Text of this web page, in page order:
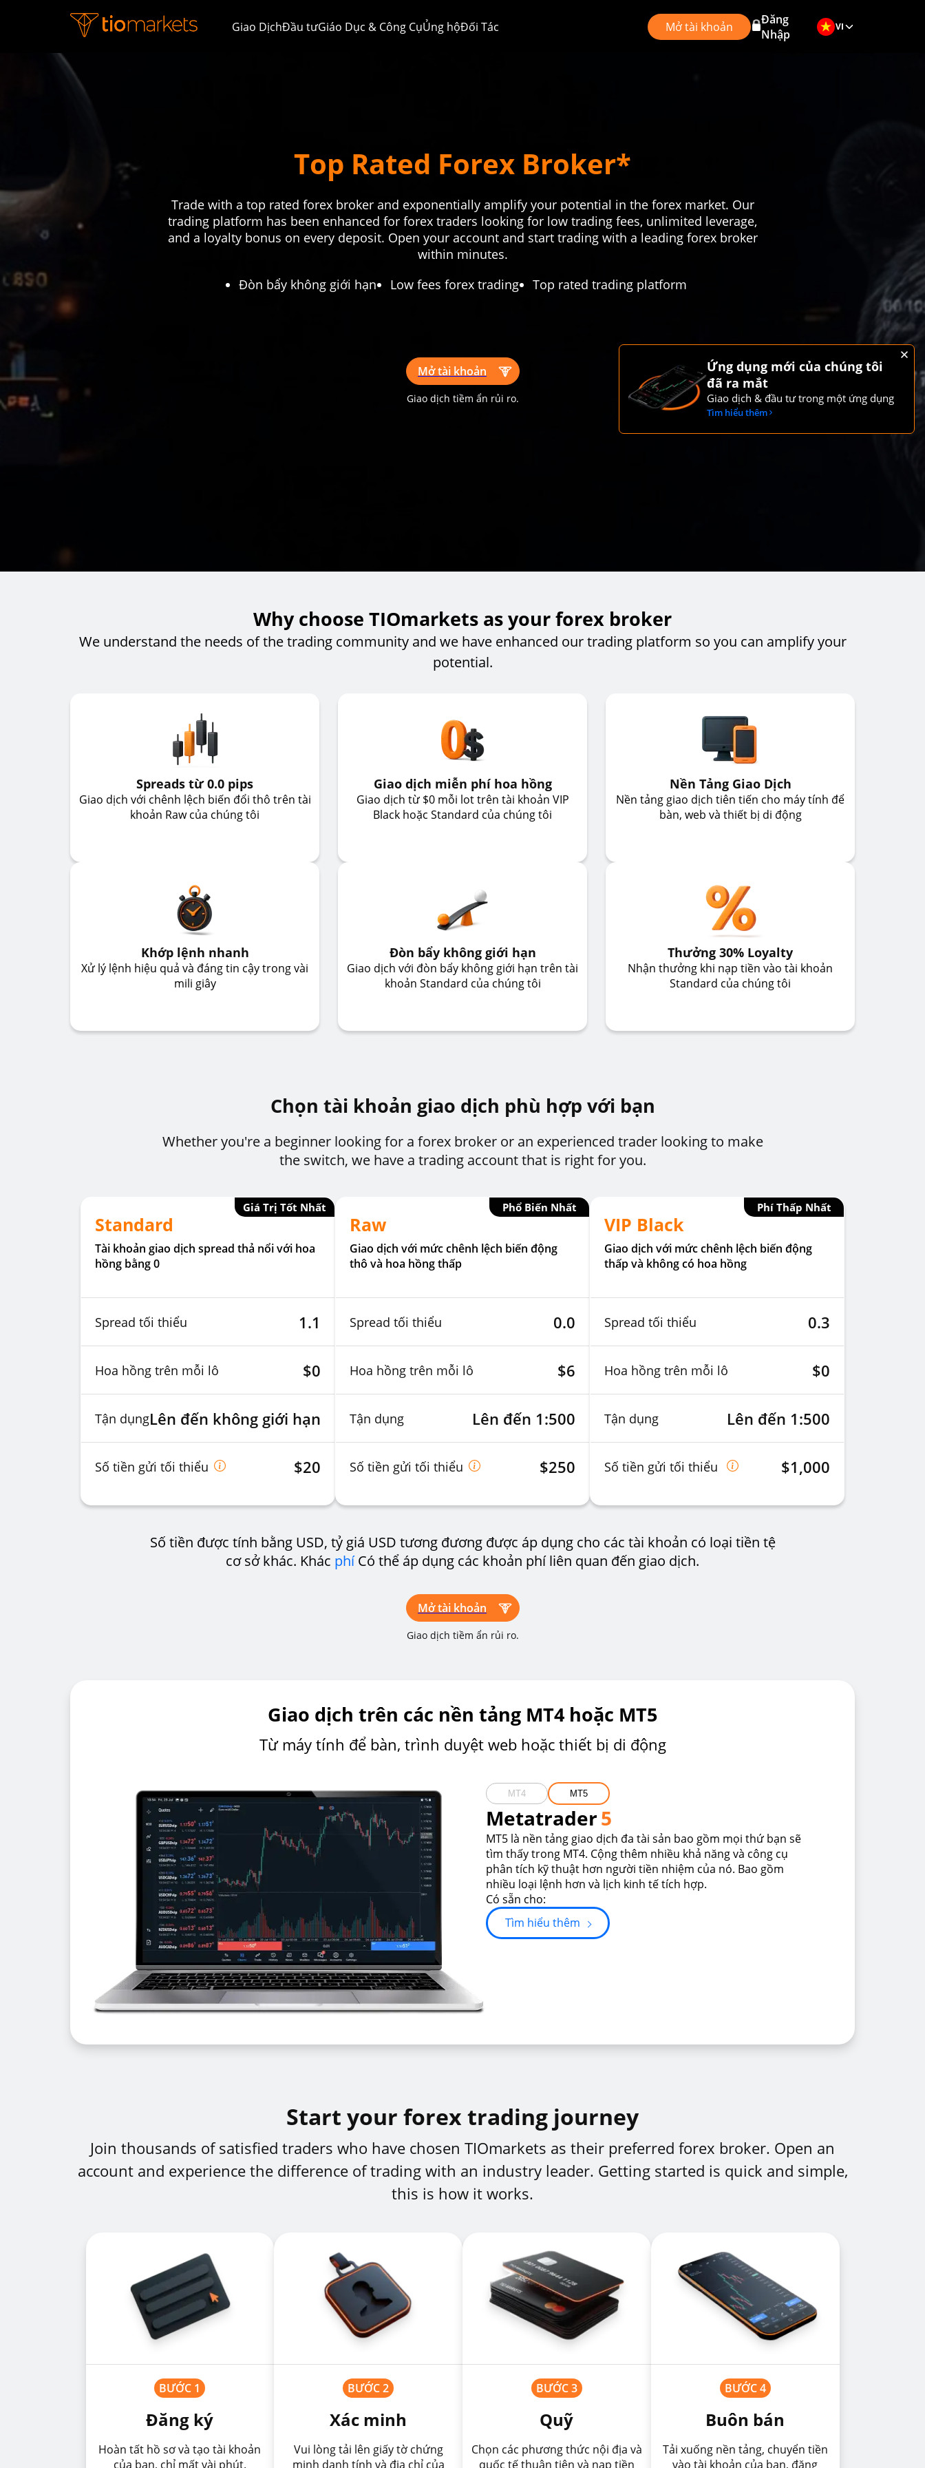
Giao DịchĐầu tưGiáo Dục & Công CụỦng hộĐối Tác Mở tài khoản
Đăng
Nhập
VI
Top Rated Forex Broker*
Trade with a top rated forex broker and exponentially amplify your potential in the forex market. Our
trading platform has been enhanced for forex traders looking for low trading fees, unlimited leverage,
and a loyalty bonus on every deposit. Open your account and start trading with a leading forex broker
within minutes.
Đòn bẩy không giới hạn
Low fees forex trading Top rated trading platform
Mở tài khoản
Giao dịch tiềm ẩn rủi ro.
Why choose TIOmarkets as your forex broker
We understand the needs of the trading community and we have enhanced our trading platform so you can amplify your
potential.
Spreads từ 0.0 pips
Giao dịch với chênh lệch biến đổi thô trên tài
khoản Raw của chúng tôi
Giao dịch miễn phí hoa hồng
Giao dịch từ $0 mỗi lot trên tài khoản VIP
Black hoặc Standard của chúng tôi
Nền Tảng Giao Dịch
Nền tảng giao dịch tiên tiến cho máy tính để
bàn, web và thiết bị di động
Khớp lệnh nhanh
Xử lý lệnh hiệu quả và đáng tin cậy trong vài
mili giây
Đòn bẩy không giới hạn
Giao dịch với đòn bẩy không giới hạn trên tài
khoản Standard của chúng tôi
Thưởng 30% Loyalty
Nhận thưởng khi nạp tiền vào tài khoản
Standard của chúng tôi
Chọn tài khoản giao dịch phù hợp với bạn
Whether you're a beginner looking for a forex broker or an experienced trader looking to make
the switch, we have a trading account that is right for you.
Giá Trị Tốt Nhất
Standard
Tài khoản giao dịch spread thả nổi với hoa
hồng bằng 0
Spread tối thiểu 1.1
Hoa hồng trên mỗi lô $0
Tận dụngLên đến không giới hạn
Số tiền gửi tối thiểu $20
Phổ Biến Nhất
Raw
Giao dịch với mức chênh lệch biến động
thô và hoa hồng thấp
Spread tối thiểu 0.0
Hoa hồng trên mỗi lô $6
Tận dụng Lên đến 1:500
Số tiền gửi tối thiểu $250
Phí Thấp Nhất
VIP Black
Giao dịch với mức chênh lệch biến động
thấp và không có hoa hồng
Spread tối thiểu 0.3
Hoa hồng trên mỗi lô $0
Tận dụng Lên đến 1:500
Số tiền gửi tối thiểu $1,000
Số tiền được tính bằng USD, tỷ giá USD tương đương được áp dụng cho các tài khoản có loại tiền tệ
cơ sở khác. Khác phí Có thể áp dụng các khoản phí liên quan đến giao dịch.
Mở tài khoản
Giao dịch tiềm ẩn rủi ro.
Giao dịch trên các nền tảng MT4 hoặc MT5
Từ máy tính để bàn, trình duyệt web hoặc thiết bị di động
MT4 MT5
Metatrader5
MT5 là nền tảng giao dịch đa tài sản bao gồm mọi thứ bạn sẽ
tìm thấy trong MT4. Cộng thêm nhiều khả năng và công cụ
phân tích kỹ thuật hơn người tiền nhiệm của nó. Bao gồm
nhiều loại lệnh hơn và lịch kinh tế tích hợp.
Có sẵn cho:
Tìm hiểu thêm
Start your forex trading journey
Join thousands of satisfied traders who have chosen TIOmarkets as their preferred forex broker. Open an
account and experience the difference of trading with an industry leader. Getting started is quick and simple,
this is how it works.
BƯỚC 1
Đăng ký
Hoàn tất hồ sơ và tạo tài khoản
của bạn, chỉ mất vài phút.
BƯỚC 2
Xác minh
Vui lòng tải lên giấy tờ chứng
minh danh tính và địa chỉ của
BƯỚC 3
Quỹ
Chọn các phương thức nội địa và
quốc tế thuận tiện và nạp tiền
BƯỚC 4
Buôn bán
Tải xuống nền tảng, chuyển tiền
vào tài khoản của bạn, đăng
Ứng dụng mới của chúng tôi
đã ra mắt
Giao dịch & đầu tư trong một ứng dụng
Tìm hiểu thêm